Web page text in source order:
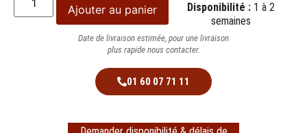
Ajouter au panier Disponibilité : 1 à 2
semaines
Date de livraison estimée, pour une livraison
plus rapide nous contacter.
01 60 07 71 11